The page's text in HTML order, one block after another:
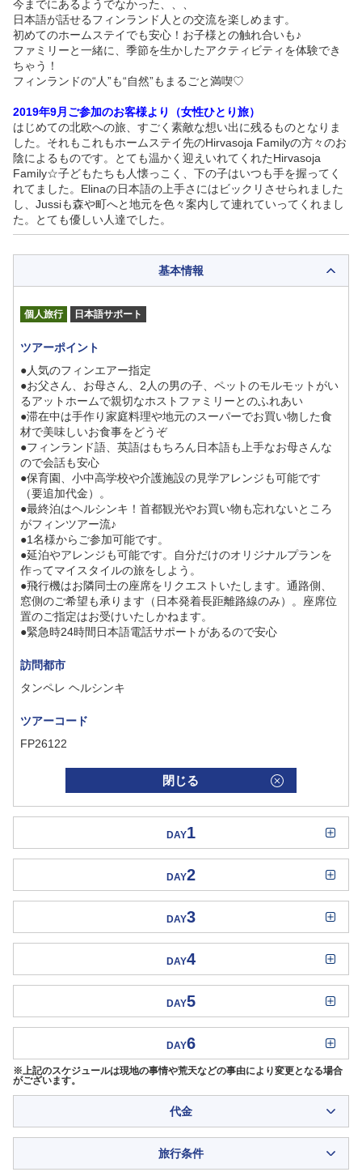
今までにあるようでなかった、、、
日本語が話せるフィンランド人との交流を楽しめます。
初めてのホームステイでも安心！お子様との触れ合いも♪
ファミリーと一緒に、季節を生かしたアクティビティを体験でき
ちゃう！
フィンランドの“人”も“自然”もまるごと満喫♡
2019年9月ご参加のお客様より（女性ひとり旅）
はじめての北欧への旅、すごく素敵な想い出に残るものとなりま
した。それもこれもホームステイ先のHirvasoja Familyの方々のお
陰によるものです。とても温かく迎えいれてくれたHirvasoja
Family☆子どもたちも人懐っこく、下の子はいつも手を握ってく
れてました。Elinaの日本語の上手さにはビックリさせられました
し、Jussiも森や町へと地元を色々案内して連れていってくれまし
た。とても優しい人達でした。
基本情報
個人旅行 日本語サポート
ツアーポイント
●人気のフィンエアー指定
●お父さん、お母さん、2人の男の子、ペットのモルモットがい
るアットホームで親切なホストファミリーとのふれあい
●滞在中は手作り家庭料理や地元のスーパーでお買い物した食
材で美味しいお食事をどうぞ
●フィンランド語、英語はもちろん日本語も上手なお母さんな
ので会話も安心
●保育園、小中高学校や介護施設の見学アレンジも可能です
（要追加代金）。
●最終泊はヘルシンキ！首都観光やお買い物も忘れないところ
がフィンツアー流♪
●1名様からご参加可能です。
●延泊やアレンジも可能です。自分だけのオリジナルプランを
作ってマイスタイルの旅をしよう。
●飛行機はお隣同士の座席をリクエストいたします。通路側、
窓側のご希望も承ります（日本発着長距離路線のみ）。座席位
置のご指定はお受けいたしかねます。
●緊急時24時間日本語電話サポートがあるので安心
訪問都市
タンペレ ヘルシンキ
ツアーコード
FP26122
閉じる
DAY1
DAY2
DAY3
DAY4
DAY5
DAY6
※上記のスケジュールは現地の事情や荒天などの事由により変更となる場合
がございます。
代金
旅行条件